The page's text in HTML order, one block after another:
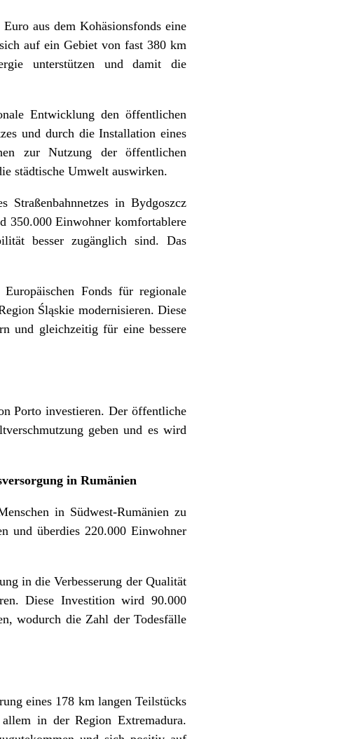
aus dem Kohäsionsfonds eine
auf ein Gebiet von fast 380 km
unterstützen und damit die
Entwicklung den öffentlichen
und durch die Installation eines
zur Nutzung der öffentlichen
städtische Umwelt auswirken.
in Bydgoszcz
350.000 Einwohner komfortablere
besser zugänglich sind. Das
Fonds für regionale
Śląskie modernisieren. Diese
und gleichzeitig für eine bessere
Porto investieren. Der öffentliche
geben und es wird
in Rumänien
in Südwest-Rumänien zu
und überdies 220.000 Einwohner
in die Verbesserung der Qualität
Diese Investition wird 90.000
wodurch die Zahl der Todesfälle
eines 178 km langen Teilstücks
in der Region Extremadura.